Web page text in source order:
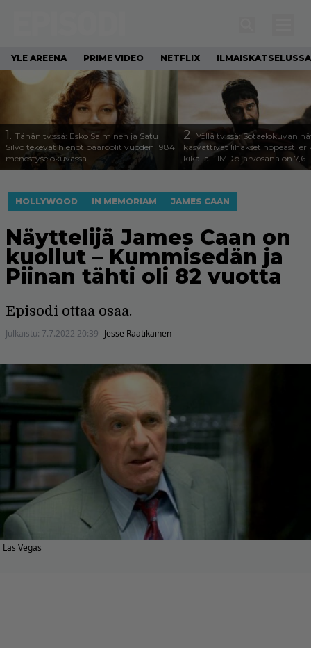
YLE AREENA PRIME VIDEO NETFLIX ILMAISKATSELUSSA
1. Tänän tv:ssä: Esko Salminen ja Satu
Silvo tekevät hienot pääroolit vuoden 1984
menestyselokuvassa
2. Yöllä tv:ssä: Sotaelokuvan
kasvattivat lihakset nopeasti
kikalla – IMDb-arvosana on 7,6
HOLLYWOOD IN MEMORIAM JAMES CAAN
Näyttelijä James Caan on
kuollut – Kummisedän ja
Piinan tähti oli 82 vuotta
Episodi ottaa osaa.
Julkaistu: 7.7.2022 20:39 Jesse Raatikainen
Las Vegas